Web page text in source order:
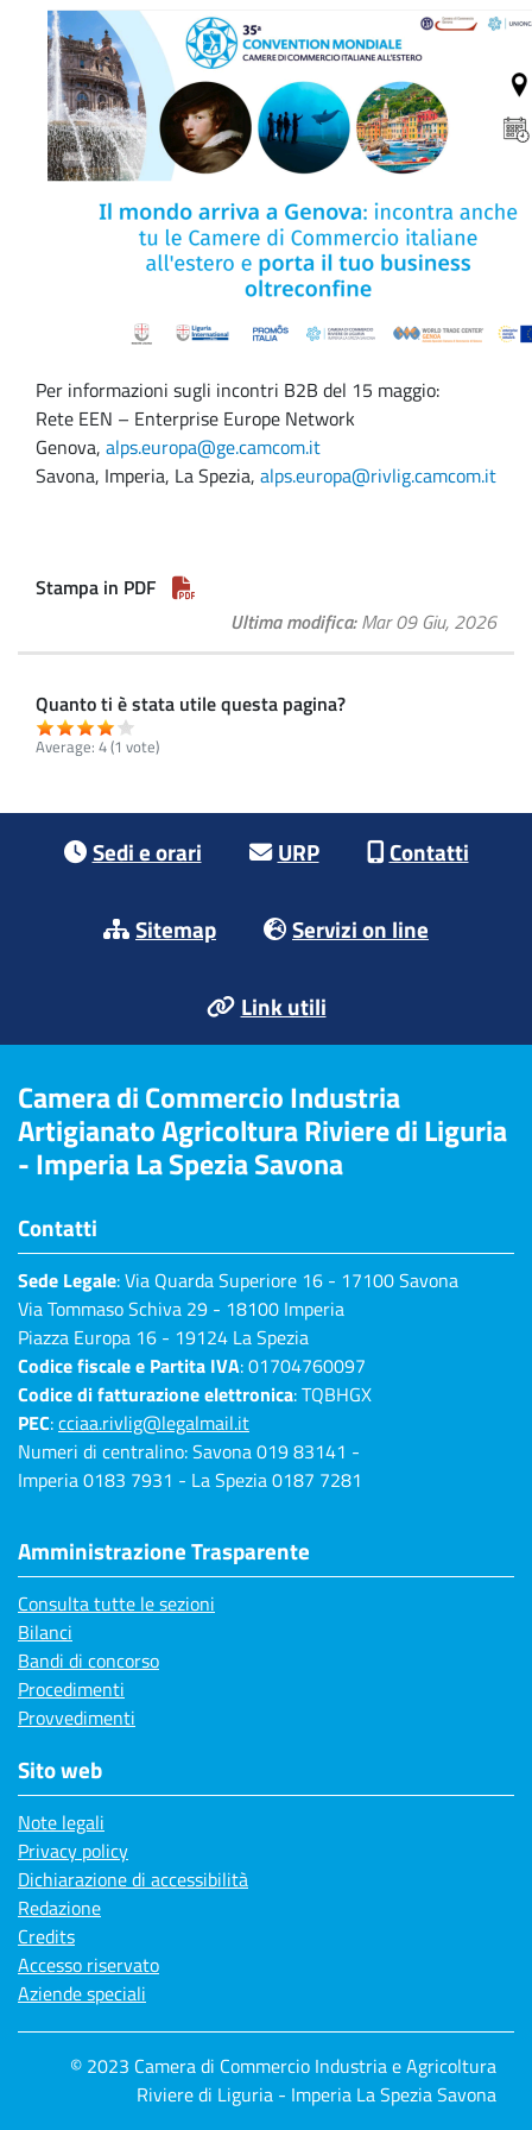
Per informazioni sugli incontri B2B del 15 maggio:
Rete EEN – Enterprise Europe Network
Genova, alps.europa@ge.camcom.it
Savona, Imperia, La Spezia, alps.europa@rivlig.camcom.it
Stampa in PDF
Ultima modifica Mar 09 Giu, 2026
Quanto ti è stata utile questa pagina?
Average: 4(1 vote)
Sedi e orari URP Contatti
Sitemap Servizi on line
Link utili
Camera di Commercio Industria
Artigianato Agricoltura Riviere di Liguria
- Imperia La Spezia Savona
Contatti
Sede Legale: Via Quarda Superiore 16 - 17100 Savona
Via Tommaso Schiva 29 - 18100 Imperia
Piazza Europa 16 - 19124 La Spezia
Codice fiscale e Partita IVA: 01704760097
Codice di fatturazione elettronica: TQBHGX
PEC:cciaa.rivlig@legalmail.it
Numeri di centralino: Savona 019 83141 -
Imperia 0183 7931 - La Spezia 0187 7281
Amministrazione Trasparente
Consulta tutte le sezioni
Bilanci
Bandi di concorso
Procedimenti
Provvedimenti
Sito web
Note legali
Privacy policy
Dichiarazione di accessibilità
Redazione
Credits
Accesso riservato
Aziende speciali
© 2023 Camera di Commercio Industria e Agricoltura
Riviere di Liguria - Imperia La Spezia Savona